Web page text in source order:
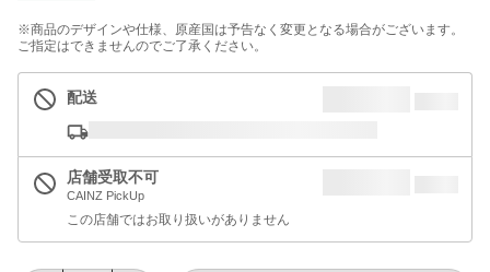
※商品のデザインや仕様、原産国は予告なく変更となる場合がございます。
ご指定はできませんのでご了承ください。
配送
店舗受取不可
CAINZ PickUp
この店舗ではお取り扱いがありません